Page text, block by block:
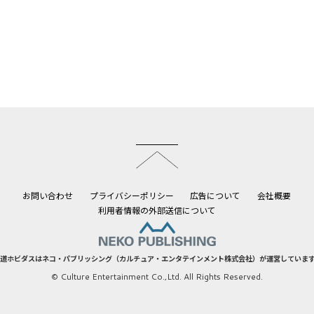
お問い合わせ プライバシーポリシー 広告について
会社概要
利用者情報の外部送信について
ホビダスはネコ・パブリッシング（カルチュア・エンタテインメント株式会社）が運営していま
© Culture Entertainment Co.,Ltd. All Rights Reserved.